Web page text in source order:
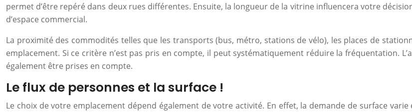
permet d’être repéré dans deux rues différentes. Ensuite, la longueur de la vitrine influencera votre
d’espace commercial.
La proximité des commodités telles que les transports (bus, métro, stations de vélo), les places de
emplacement. Si ce critère n’est pas pris en compte, il peut systématiquement réduire la fréquentation.
également être prises en compte.
Le flux de personnes et la surface !
Le choix de votre emplacement dépend également de votre activité. En effet, la demande de surface